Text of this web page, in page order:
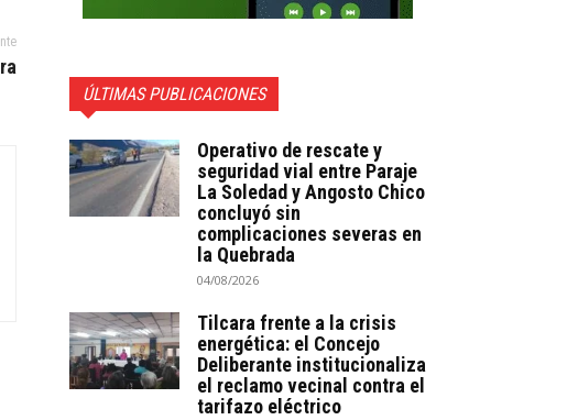
ÚLTIMAS PUBLICACIONES
Operativo de rescate y
seguridad vial entre Paraje
La Soledad y Angosto Chico
concluyó sin
complicaciones severas en
la Quebrada
04/08/2026
Tilcara frente a la crisis
energética: el Concejo
Deliberante institucionaliza
el reclamo vecinal contra el
tarifazo eléctrico